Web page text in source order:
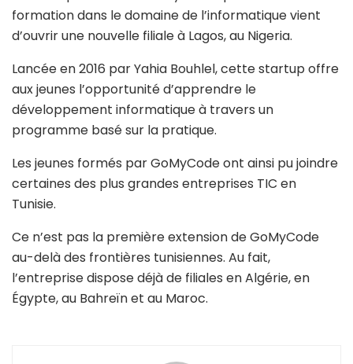
formation dans le domaine de l’informatique vient
d’ouvrir une nouvelle filiale à Lagos, au Nigeria.
Lancée en 2016 par Yahia Bouhlel, cette startup offre
aux jeunes l’opportunité d’apprendre le
développement informatique à travers un
programme basé sur la pratique.
Les jeunes formés par GoMyCode ont ainsi pu joindre
certaines des plus grandes entreprises TIC en
Tunisie.
Ce n’est pas la première extension de GoMyCode
au-delà des frontières tunisiennes. Au fait,
l’entreprise dispose déjà de filiales en Algérie, en
Égypte, au Bahreïn et au Maroc.